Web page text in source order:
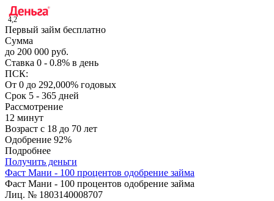
4,2
Первый займ бесплатно
Сумма
до 200 000 руб.
Ставка 0 - 0.8% в день
ПСК:
От 0 до 292,000% годовых
Срок 5 - 365 дней
Рассмотрение
12 минут
Возраст с 18 до 70 лет
Одобрение 92%
Подробнее
Получить деньги
Фаст Мани - 100 процентов одобрение займа
Фаст Мани - 100 процентов одобрение займа
Лиц. № 1803140008707